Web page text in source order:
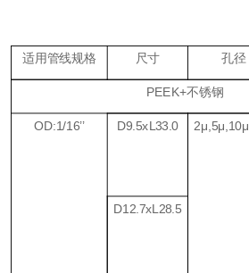
适用管线规格 尺寸 孔径
PEEK+不锈钢
OD:1/16’’ D9.5xL33.0 2μ ,5μ ,10μ
D12.7xL28.5